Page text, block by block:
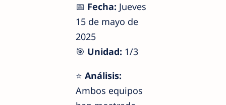
📅 Fecha: Jueves
15 de mayo de
2025
🎯 Unidad: 1/3
⭐ Análisis:
Ambos equipos